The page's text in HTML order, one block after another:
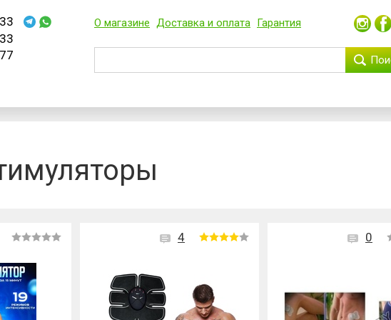
О магазине Доставка и оплата Гарантия
4 0